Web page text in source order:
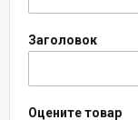
Заголовок
Оцените товар